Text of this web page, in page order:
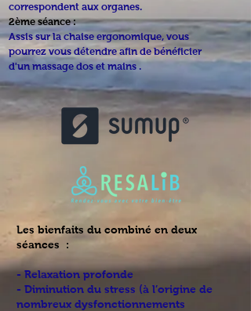
correspondent aux organes.
2ème séance :
Assis sur la chaise ergonomique, vous
pourrez vous détendre afin de bénéficier
d'un massage dos et mains .
Les bienfaits du combiné en deux
séances :
- Relaxation profonde
- Diminution du stress (à l’origine de
nombreux dysfonctionnements